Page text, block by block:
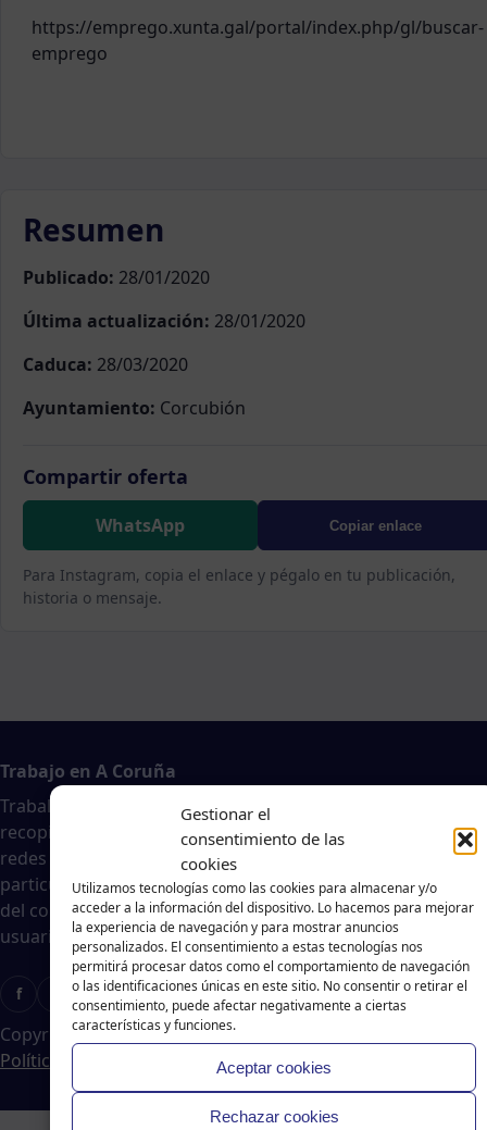
Gestionar el
consentimiento de las
cookies
Utilizamos tecnologías como las cookies para almacenar y/o
acceder a la información del dispositivo. Lo hacemos para mejorar
la experiencia de navegación y para mostrar anuncios
personalizados. El consentimiento a estas tecnologías nos
permitirá procesar datos como el comportamiento de navegación
o las identificaciones únicas en este sitio. No consentir o retirar el
consentimiento, puede afectar negativamente a ciertas
características y funciones.
Aceptar cookies
Rechazar cookies
https://emprego.xunta.gal/portal/index.php/gl/buscar-
emprego
Resumen
Publicado: 28/01/2020
Última actualización: 28/01/2020
Caduca: 28/03/2020
Ayuntamiento: Corcubión
Compartir oferta
WhatsApp Copiar enlace
Para Instagram, copia el enlace y pégalo en tu publicación,
historia o mensaje.
Trabajo en A Coruña
Traballar na costa es un agregador de noticias
recopiladas de páginas webs, portales de trabajo y
redes sociales, publicadas por empresas o
particulares, no nos responsabilizamos de la veracidad
del contenido ni de la oferta de trabajo publicada. Los
usuarios deberán valorar la veracidad de dicha oferta.
f T Ig
Copyright © 2024 Traballar na Costa
Política de cookies
Política de privacidad